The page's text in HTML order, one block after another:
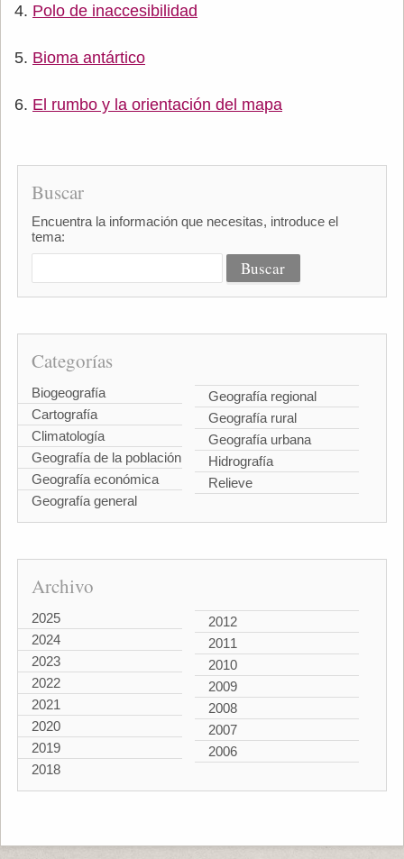
Polo de inaccesibilidad
Bioma antártico
El rumbo y la orientación del mapa
Buscar
Encuentra la información que necesitas, introduce el
tema:
Categorías
Biogeografía
Cartografía
Climatología
Geografía de la población
Geografía económica
Geografía general
Geografía regional
Geografía rural
Geografía urbana
Hidrografía
Relieve
Archivo
2025
2024
2023
2022
2021
2020
2019
2018
2012
2011
2010
2009
2008
2007
2006